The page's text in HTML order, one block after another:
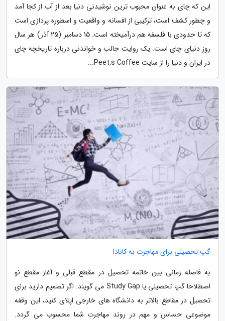
این که چای به عنوان محبوب ترین نوشیدنی دنیا بعد از آب از کجا آمد
و چطور کشف است، ترکیبی از افسانه و واقعیت و اسطوره پردازی است
که تا حدودی با فلسفه هم درآمیخته است. 15 دسامبر (25 آذر) هر سال
روز دنیای چای است. یک روایت جالب و خواندنی درباره تاریخچه چای
در ایران و دنیا را از سایت Peet,s Coffee...
گپ تحصیلی برای مهاجرت به کانادا
به فاصله زمانی بین خاتمه تحصیل در مقطع قبلی و آغاز مقطع نو
اصطلاحا گپ تحصیلی یا Study Gap می گویند. اگر تصمیم دارید برای
تحصیل در مقاطع بالاتر به دانشگاه های خارجی اپلای کنید، این وقفه
موضوعی حساس و مهم در روند مهاجرت شما محسوب می گردد.